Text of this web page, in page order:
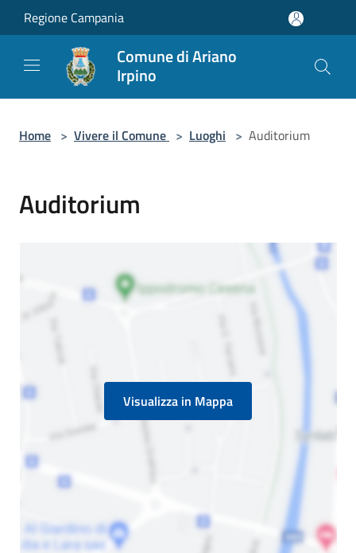
Salta al contenuto principale
Regione Campania
Comune di Ariano
Irpino
Home > Vivere il Comune > Luoghi > Auditorium
Auditorium
Visualizza in Mappa